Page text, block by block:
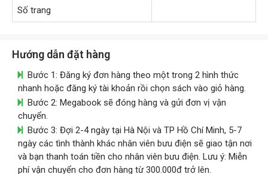
Số trang
Hướng dẫn đặt hàng
Bước 1: Đăng ký đơn hàng theo một trong 2 hình thức
nhanh hoặc đăng ký tài khoản rồi chọn sách vào giỏ hàng.
Bước 2: Megabook sẽ đóng hàng và gửi đơn vị vận
chuyển.
Bước 3: Đợi 2-4 ngày tại Hà Nội và TP Hồ Chí Minh, 5-7
ngày các tình thành khác nhân viên bưu điện sẽ giao tận nơi
và bạn thanh toán tiền cho nhân viên bưu điện. Lưu ý: Miễn
phí vận chuyển cho đơn hàng từ 300.000đ trở lên.